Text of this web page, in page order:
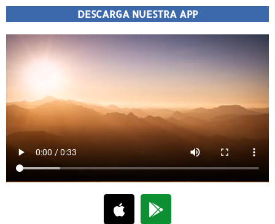
DESCARGA NUESTRA APP